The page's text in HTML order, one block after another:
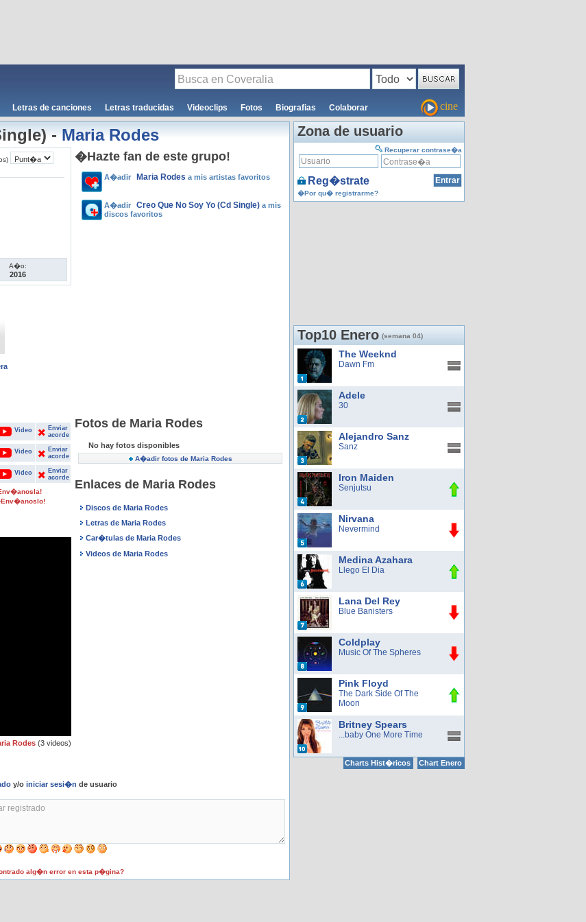
Letras de canciones Letras traducidas Videoclips Fotos Biografias Colaborar cine
-Maria Rodes
A�o:
2016
Video
Enviar
acorde
Video
Enviar
acorde
Video
Enviar
acorde
Rodes (3 videos)
�Hazte fan de este grupo!
A�adir Maria Rodes a mis artistas favoritos
A�adir Creo Que No Soy Yo (Cd Single) a mis
discos favoritos
Fotos de Maria Rodes
No hay fotos disponibles
A�adir fotos de Maria Rodes
Enlaces de Maria Rodes
Discos de Maria Rodes
Letras de Maria Rodes
Car�tulas de Maria Rodes
Videos de Maria Rodes
y/o iniciar sesi�n de usuario
alg�n error en esta p�gina?
Zona de usuario
Recuperar contrase�a
Reg�strate
�Por qu� registrarme?
Top10 Enero (semana 04)
The Weeknd
Dawn Fm
Adele
30
Alejandro Sanz
Sanz
Iron Maiden
Senjutsu
Nirvana
Nevermind
Medina Azahara
Llego El Dia
Lana Del Rey
Blue Banisters
Coldplay
Music Of The Spheres
Pink Floyd
The Dark Side Of The
Moon
Britney Spears
...baby One More Time
Charts Hist�ricos Chart Enero